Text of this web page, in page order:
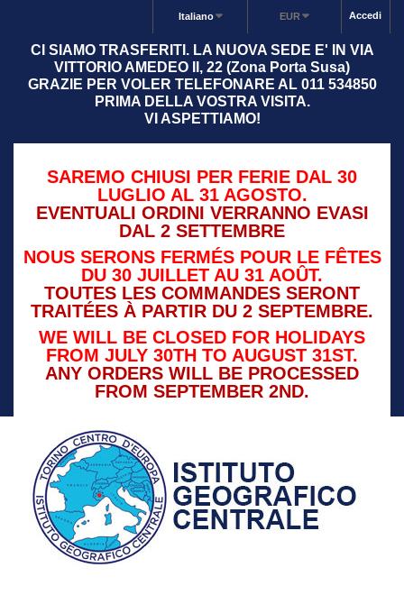
Accedi
EUR
Italiano
CI SIAMO TRASFERITI. LA NUOVA SEDE E' IN VIA
VITTORIO AMEDEO II, 22 (Zona Porta Susa)
GRAZIE PER VOLER TELEFONARE AL 011 534850
PRIMA DELLA VOSTRA VISITA.
VI ASPETTIAMO!
SAREMO CHIUSI PER FERIE DAL 30
LUGLIO AL 31 AGOSTO.
EVENTUALI ORDINI VERRANNO EVASI
DAL 2 SETTEMBRE
NOUS SERONS FERMÉS POUR LE FÊTES
DU 30 JUILLET AU 31 AOÛT.
TOUTES LES COMMANDES SERONT
TRAITÉES À PARTIR DU 2 SEPTEMBRE.
WE WILL BE CLOSED FOR HOLIDAYS
FROM JULY 30TH TO AUGUST 31ST.
ANY ORDERS WILL BE PROCESSED
FROM SEPTEMBER 2ND.